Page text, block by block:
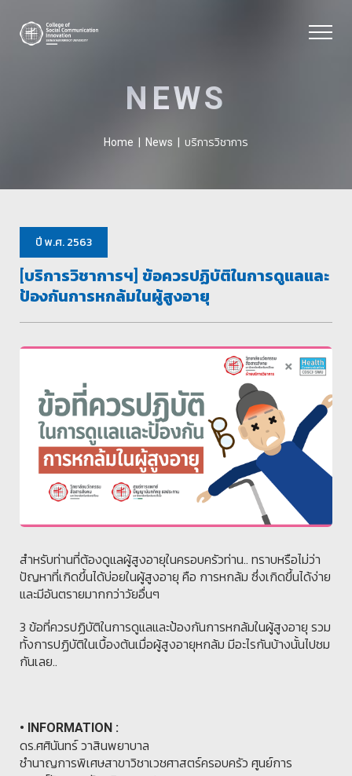
NEWS
Home News บริการวิชาการ
ปี พ.ศ. 2563
[บริการวิชาการฯ] ข้อควรปฏิบัติในการดูแลและ
ป้องกันการหกล้มในผู้สูงอายุ
สำหรับท่านที่ต้องดูแลผู้สูงอายุในครอบครัวท่าน.. ทราบหรือไม่ว่า
ปัญหาที่เกิดขึ้นได้บ่อยในผู้สูงอายุ คือ การหกล้ม ซึ่งเกิดขึ้นได้ง่าย
และมีอันตรายมากกว่าวัยอื่นๆ
3 ข้อที่ควรปฏิบัติในการดูแลและป้องกันการหกล้มในผู้สูงอายุ รวม
ทั้งการปฏิบัติในเบื้องต้นเมื่อผู้สูงอายุหกล้ม มีอะไรกันบ้างนั้นไปชม
กันเลย..
• INFORMATION :
ดร.ศศินันทร์ วาสินพยาบาล
ชำนาญการพิเศษสาขาวิชาเวชศาสตร์ครอบครัว ศูนย์การ